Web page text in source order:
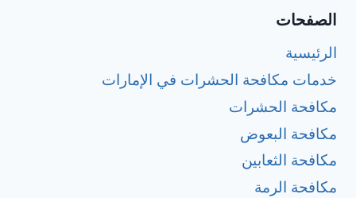
الصفحات
الرئيسية
خدمات مكافحة الحشرات في الإمارات
مكافحة الحشرات
مكافحة البعوض
مكافحة الثعابين
مكافحة الرمة